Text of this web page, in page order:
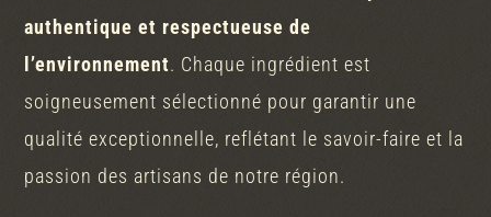
authentique et respectueuse de
l’environnement. Chaque ingrédient est
soigneusement sélectionné pour garantir une
qualité exceptionnelle, reflétant le savoir-faire et la
passion des artisans de notre région.